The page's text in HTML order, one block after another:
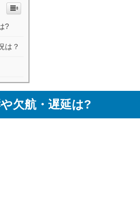
?
は？
欠航・遅延は?